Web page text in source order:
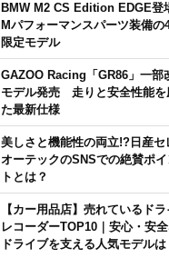
BMW M2 CS Edition EDGE
Mパフォーマンスパーツ装備の
限定モデル
GAZOO Racing「GR86」一部
モデル発売 走りと安全性能を
た最新仕様
美しさと機能性の両立!?日産セ
オーテックのSNSでの絶賛ポ
トとは？
【カー用品店】売れているド
レコーダーTOP10｜安心・安
ドライブを支える人気モデルは